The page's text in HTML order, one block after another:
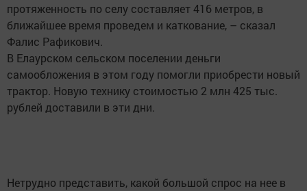
протяженность по селу составляет 416 метров, в
ближайшее время проведем и каткование, – сказал
Фалис Рафикович.
В Елаурском сельском поселении деньги
самообложения в этом году помогли приобрести новый
трактор. Новую технику стоимостью 2 млн 425 тыс.
рублей доставили в эти дни.
Нетрудно представить, какой большой спрос на нее в